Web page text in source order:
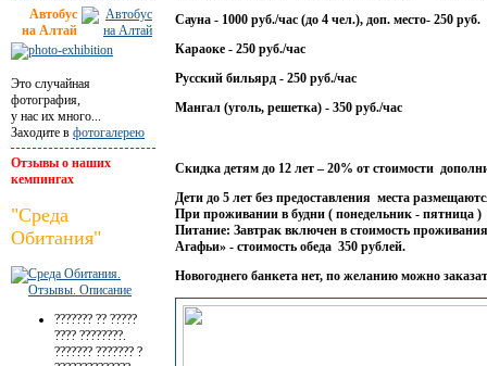
Автобус
на Алтай
Это случайная
фотография,
у нас их много...
Заходите в фотогалерею
Отзывы о наших
кемпингах
"Среда
Обитания"
??????? ?? ?????
???? ????????.
??????? ??????? ?
Сауна - 1000 руб./час (до 4 чел.), доп. место- 250 руб.
Караоке - 250 руб./час
Русский бильярд - 250 руб./час
Мангал (уголь, решетка) - 350 руб./час
Скидка детям до 12 лет – 20% от стоимости
Дети до 5 лет без предоставления места
При проживании в будни ( понедельник - пятница )
Питание: Завтрак включен в стоимость
Агафьи» - стоимость обеда 350 рублей.
Новогоднего банкета нет, по желанию можно